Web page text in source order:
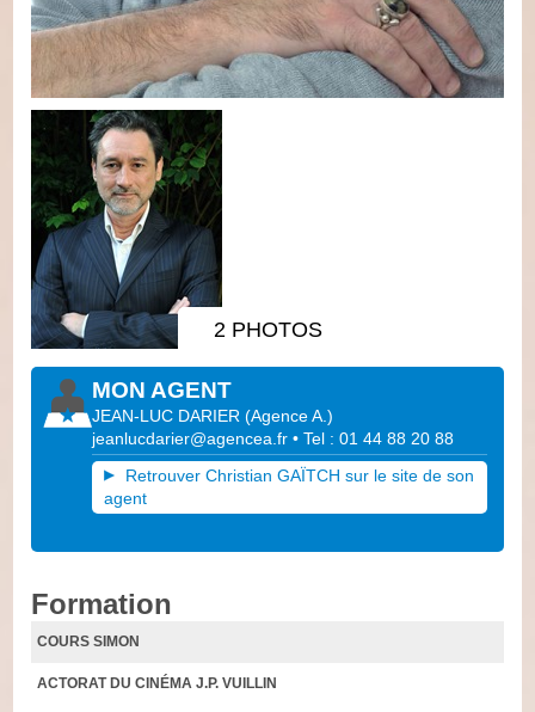
2 PHOTOS
MON AGENT
JEAN-LUC DARIER (Agence A.)
jeanlucdarier@agencea.fr • Tel : 01 44 88 20 88
Retrouver Christian GAÏTCH sur le site de son
agent
Formation
COURS SIMON
ACTORAT DU CINÉMA J.P. VUILLIN